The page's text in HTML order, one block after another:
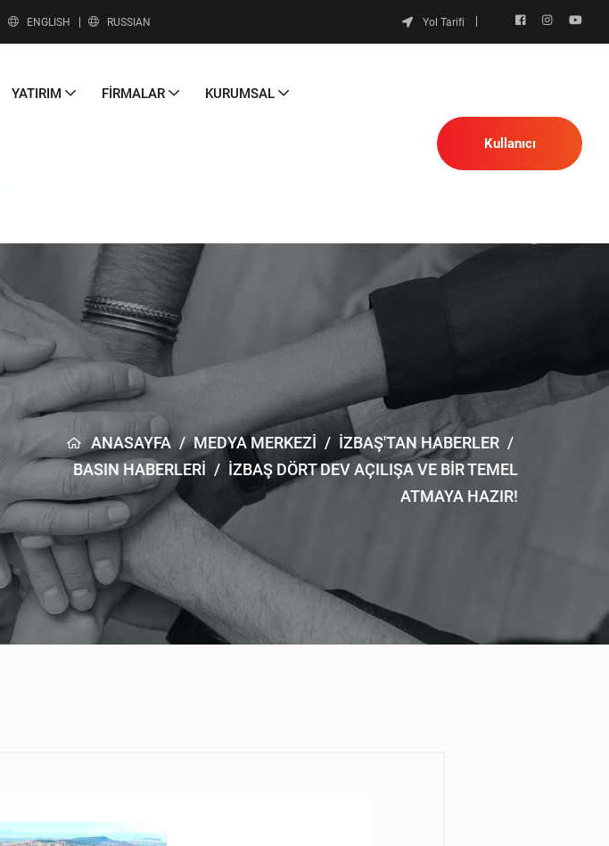
ENGLISH RUSSIAN Yol Tarifi
YATIRIM FİRMALAR KURUMSAL
Kullanıcı
ANASAYFA / MEDYA MERKEZİ / İZBAŞ'TAN HABERLER /
BASIN HABERLERI / İZBAŞ DÖRT DEV AÇILIŞA VE BİR TEMEL
ATMAYA HAZIR!